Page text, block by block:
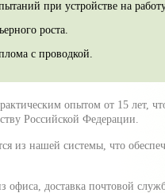
при устройстве на
роста.
с проводкой.
опытом от 15 лет,
Российской Федерации.
из нашей системы, что
офиса, доставка почтовой